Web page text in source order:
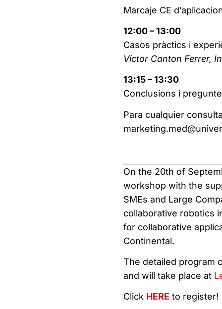
Marcaje CE
12:00 – 13:00
Casos pràctics i
Víctor Canton Ferrer,
13:15 – 13:30
Conclusions i
Para cualquier
On the 20th of
workshop with the
SMEs and Large
collaborative robotics
for collaborative
Continental.
The detailed program
and will take place at
Click HERE to register!